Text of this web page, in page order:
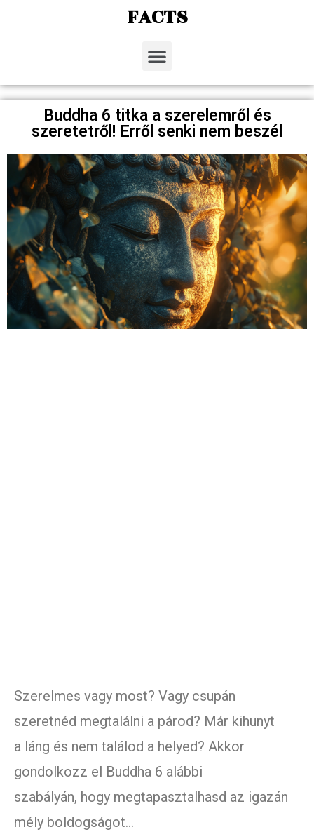
FACTS
Buddha 6 titka a szerelemről és
szeretetről! Erről senki nem beszél
Szerelmes vagy most? Vagy csupán
szeretnéd megtalálni a párod? Már kihunyt
a láng és nem találod a helyed? Akkor
gondolkozz el Buddha 6 alábbi
szabályán, hogy megtapasztalhasd az igazán
mély boldogságot…